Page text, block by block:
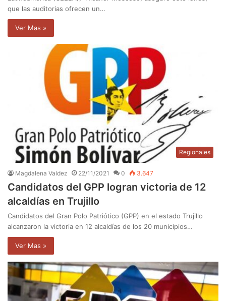
que las auditorias ofrecen un…
Ver Mas »
Regionales
Magdalena Valdez 22/11/2021 0 3.647
Candidatos del GPP logran victoria de 12
alcaldías en Trujillo
Candidatos del Gran Polo Patriótico (GPP) en el estado Trujillo
alcanzaron la victoria en 12 alcaldías de los 20 municipios…
Ver Mas »